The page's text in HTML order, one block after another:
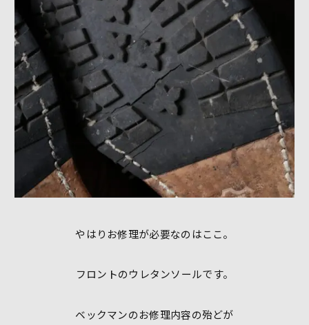
やはりお修理が必要なのはここ。
フロントのウレタンソールです。
ベックマンのお修理内容の殆どが